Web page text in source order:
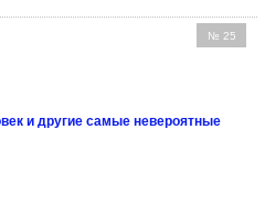
№ 25
и другие самые невероятные